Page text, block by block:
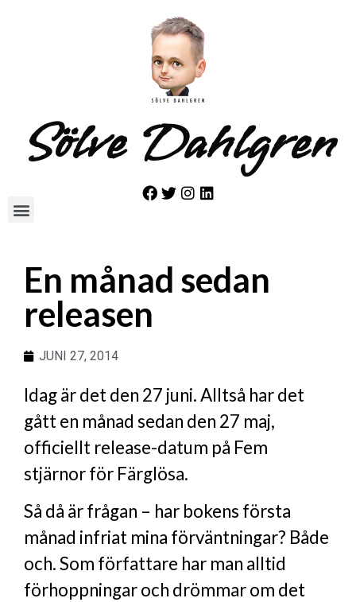
Sölve Dahlgren
En månad sedan
releasen
JUNI 27, 2014
Idag är det den 27 juni. Alltså har det
gått en månad sedan den 27 maj,
officiellt release-datum på Fem
stjärnor för Färglösa.
Så då är frågan – har bokens första
månad infriat mina förväntningar? Både
och. Som författare har man alltid
förhoppningar och drömmar om det